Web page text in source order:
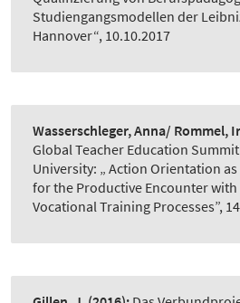
Studiengangsmodellen der
Hannover“, 10.10.2017
Wasserschleger, Anna/ Rommel,
Global Teacher Education
University: „ Action Orientation
for the Productive Encounter
Vocational Training Processes”,